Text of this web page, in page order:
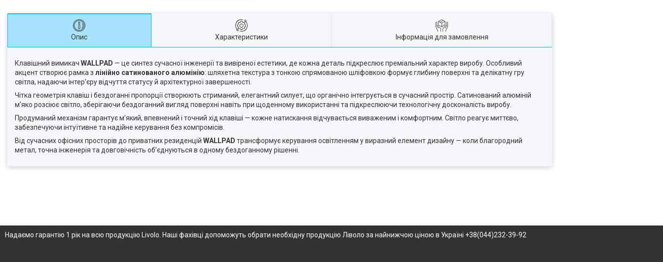
Опис Характеристики Інформація для замовлення
Клавішний вимикач WALLPAD — це синтез сучасної інженерії та вивіреної естетики, де кожна деталь підкреслює преміальний характер виробу. Особливий
акцент створює рамка з лінійно сатинованого алюмінію: шляхетна текстура з тонкою спрямованою шліфовкою формує глибину поверхні та делікатну гру
світла, надаючи інтер’єру відчуття статусу й архітектурної завершеності.
Чітка геометрія клавіш і бездоганні пропорції створюють стриманий, елегантний силует, що органічно інтегрується в сучасний простір. Сатинований алюміній
м’яко розсіює світло, зберігаючи бездоганний вигляд поверхні навіть при щоденному використанні та підкреслюючи технологічну досконалість виробу.
Продуманий механізм гарантує м’який, впевнений і точний хід клавіші — кожне натискання відчувається виваженим і комфортним. Світло реагує миттєво,
забезпечуючи інтуїтивне та надійне керування без компромісів.
Від сучасних офісних просторів до приватних резиденцій WALLPAD трансформує керування освітленням у виразний елемент дизайну — коли благородний
метал, точна інженерія та довговічність об’єднуються в одному бездоганному рішенні.
Надаємо гарантію 1 рік на всю продукцію Livolo. Наші фахівці допоможуть обрати необхідну продукцію Ліволо за найнижчою ціною в Україні +38(044)232-39-92